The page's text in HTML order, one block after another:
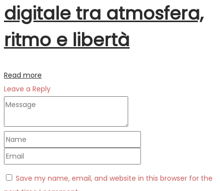
digitale tra atmosfera,
ritmo e libertà
Read more
Leave a Reply
Save my name, email, and website in this browser for the